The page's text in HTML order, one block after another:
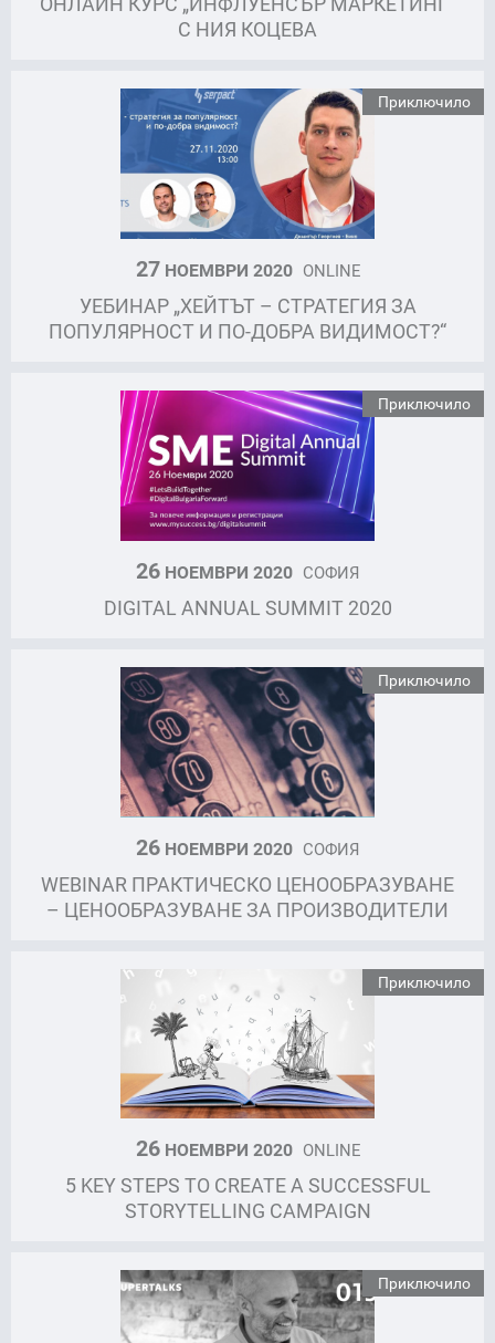
С НИЯ КОЦЕВА
Приключило
27НОЕМВРИ 2020 ONLINE
УЕБИНАР „ХЕЙТЪТ – СТРАТЕГИЯ ЗА
ПОПУЛЯРНОСТ И ПО-ДОБРА ВИДИМОСТ?“
Приключило
26 НОЕМВРИ 2020 СОФИЯ
DIGITAL ANNUAL SUMMIT 2020
Приключило
26 НОЕМВРИ 2020 СОФИЯ
WEBINAR ПРАКТИЧЕСКО ЦЕНООБРАЗУВАНЕ
– ЦЕНООБРАЗУВАНЕ ЗА ПРОИЗВОДИТЕЛИ
Приключило
26НОЕМВРИ 2020 ONLINE
5 KEY STEPS TO CREATE A SUCCESSFUL
STORYTELLING CAMPAIGN
Приключило